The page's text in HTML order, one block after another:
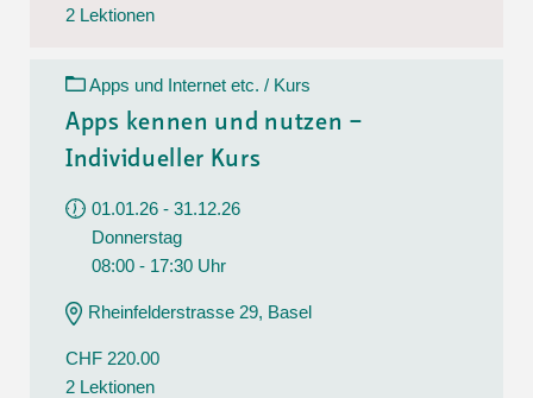
2 Lektionen
Apps und Internet etc. / Kurs
Apps kennen und nutzen –
Individueller Kurs
01.01.26 - 31.12.26
Donnerstag
08:00 - 17:30 Uhr
Rheinfelderstrasse 29, Basel
CHF 220.00
2 Lektionen